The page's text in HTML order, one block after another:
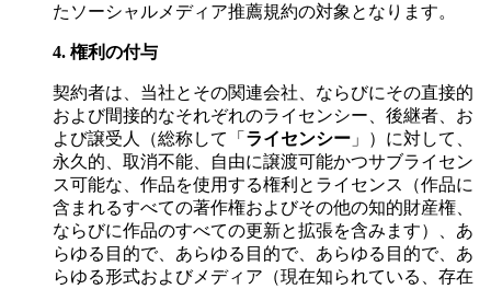
たソーシャルメディア推薦規約の対象となります。
4. 権利の付与
契約者は、当社とその関連会社、ならびにその直接的
および間接的なそれぞれのライセンシー、後継者、お
よび譲受人（総称して「 ライセンシー 」）に対して、
永久的、取消不能、自由に譲渡可能かつサブライセン
ス可能な、作品を使用する権利とライセンス（作品に
含まれるすべての著作権およびその他の知的財産権、
ならびに作品のすべての更新と拡張を含みます）、あ
らゆる目的で、あらゆる目的で、あらゆる目的で、あ
らゆる形式およびメディア（現在知られている、存在